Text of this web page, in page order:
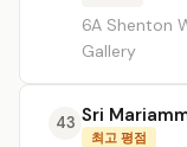
6A Shenton
Gallery
43 Sri
최고 평점